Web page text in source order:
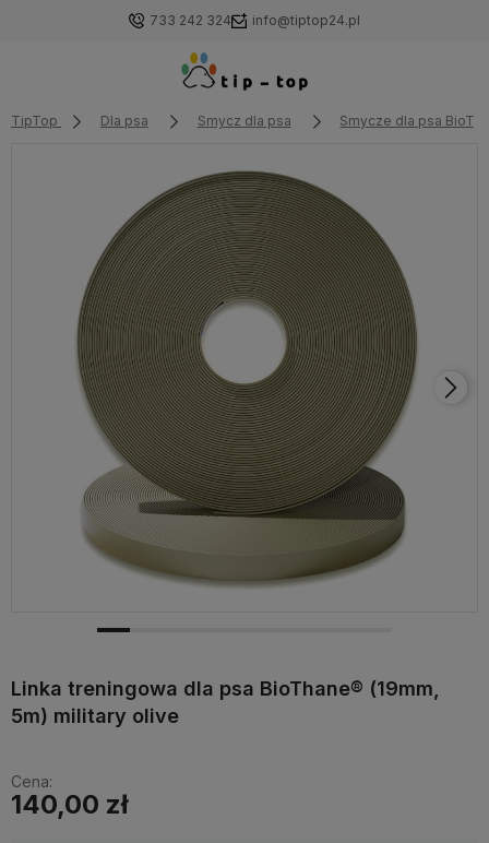
733 242 324 info@tiptop24.pl
TipTop Dla psa Smycz dla psa Smycze dla psa
Linka treningowa dla psa BioThane® (19mm,
5m) military olive
Cena:
140,00 zł